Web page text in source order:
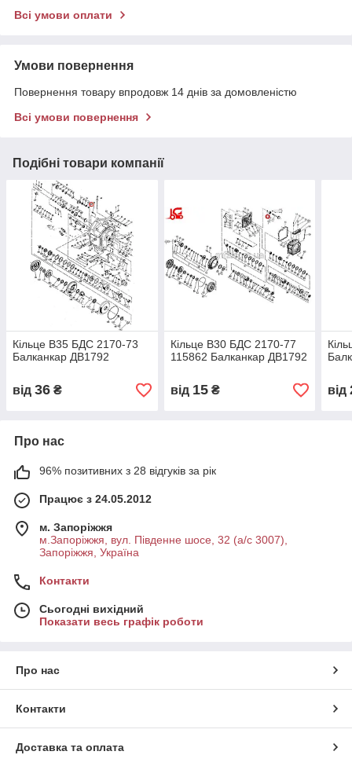
Всі умови оплати
Умови повернення
Повернення товару впродовж 14 днів за домовленістю
Всі умови повернення
Подібні товари компанії
Кільце В35 БДС 2170-73
Балканкар ДВ1792
від 36 ₴
Кільце В30 БДС 2170-77
115862 Балканкар ДВ1792
від 15₴ від
Про нас
96% позитивних з 28 відгуків за рік
Працює з 24.05.2012
м. Запоріжжя
м.Запоріжжя, вул. Південне шосе, 32 (а/с 3007),
Запоріжжя, Україна
Контакти
Сьогодні вихідний
Показати весь графік роботи
Про нас
Контакти
Доставка та оплата